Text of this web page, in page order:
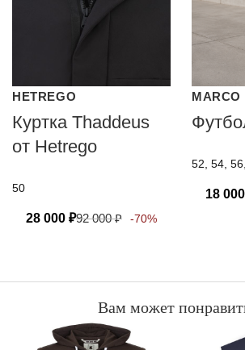
HETREGO
Куртка Thaddeus
от Hetrego
50
28 000 ₽92 000₽ -70%
MARCO
52, 54,
18 000
Вам может